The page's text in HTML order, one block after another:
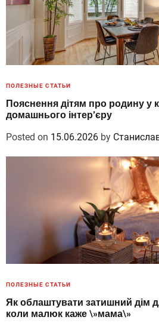
ПОЛЕЗНЫЕ СТАТЬИ
Пояснення дітям про родину у
домашнього інтер’єру
Posted on 15.06.2026 by
ПОЛЕЗНЫЕ СТАТЬИ
Як облаштувати затишний дім
коли малюк каже \»мама\»